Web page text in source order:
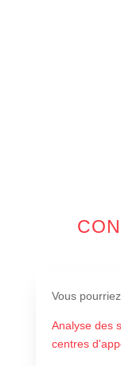
Vous
Analyse des
centres